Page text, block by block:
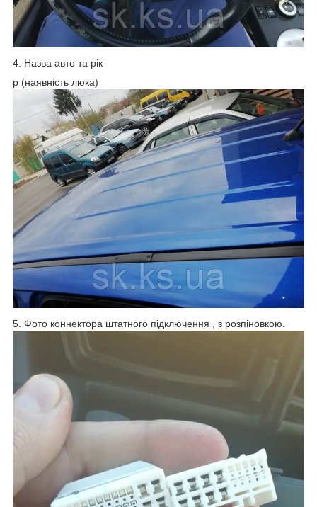
4. Назва авто та рік
p (наявність люка)
5. Фото коннектора штатного підключення , з розпіновкою.